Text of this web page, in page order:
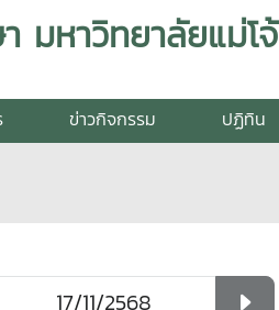
มหาวิทยาลัยแม่โจ้
ข่าวกิจกรรม ปฏิทิน